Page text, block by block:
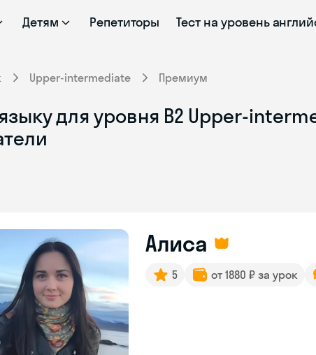
Детям Репетиторы Тест на уровень
Upper-intermediate Премиум
для уровня B2 Upper-
Алиса
5 от 1880 ₽ за урок